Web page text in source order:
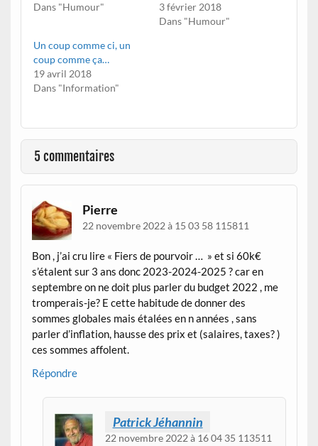
Dans "Humour"
3 février 2018
Dans "Humour"
Un coup comme ci, un
coup comme ça…
19 avril 2018
Dans "Information"
5 commentaires
Pierre
22 novembre 2022 à 15 03 58 115811
Bon , j’ai cru lire « Fiers de pourvoir … » et si 60k€
s’étalent sur 3 ans donc 2023-2024-2025 ? car en
septembre on ne doit plus parler du budget 2022 , me
tromperais-je? E cette habitude de donner des
sommes globales mais étalées en n années , sans
parler d’inflation, hausse des prix et (salaires, taxes? )
ces sommes affolent.
Répondre
Patrick Jéhannin
22 novembre 2022 à 16 04 35 113511